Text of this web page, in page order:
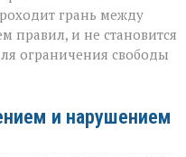
грань между
и не становится
ограничения свободы
и нарушением